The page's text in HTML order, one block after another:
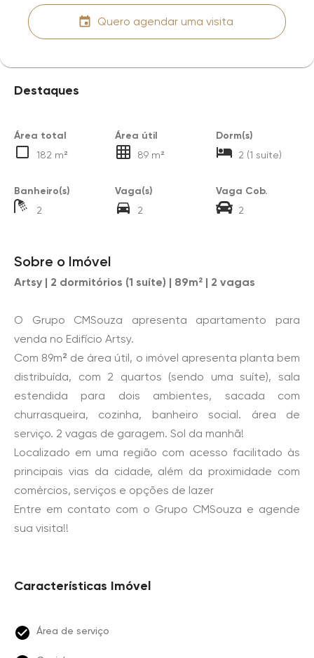
Quero agendar uma visita
Destaques
Área total
182 m²
Área útil
89 m²
Dorm(s)
2 (1 suíte)
Banheiro(s)
2
Vaga(s)
2
Vaga Cob.
2
Sobre o Imóvel
Artsy | 2 dormitórios (1 suíte) | 89m² | 2 vagas
O Grupo CMSouza apresenta apartamento para
venda no Edifício Artsy.
Com 89m² de área útil, o imóvel apresenta planta bem
distribuída, com 2 quartos (sendo uma suíte), sala
estendida para dois ambientes, sacada com
churrasqueira, cozinha, banheiro social. área de
serviço. 2 vagas de garagem. Sol da manhã!
Localizado em uma região com acesso facilitado às
principais vias da cidade, além da proximidade com
comércios, serviços e opções de lazer
Entre em contato com o Grupo CMSouza e agende
sua visita!!
Características Imóvel
Área de serviço